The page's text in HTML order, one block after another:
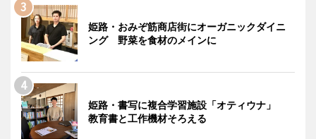
姫路・おみぞ筋商店街にオーガニックダイニ
ング 野菜を食材のメインに
姫路・書写に複合学習施設「オティウナ」
教育書と工作機材そろえる